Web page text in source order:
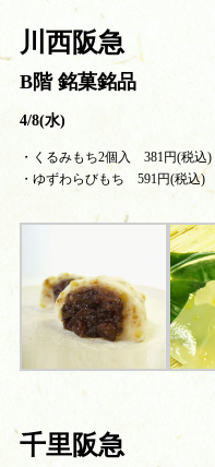
川西阪急
B階 銘菓銘品
4/8(水)
・くるみもち2個入 381円(税込)
・ゆずわらびもち 591円(税込)
千里阪急